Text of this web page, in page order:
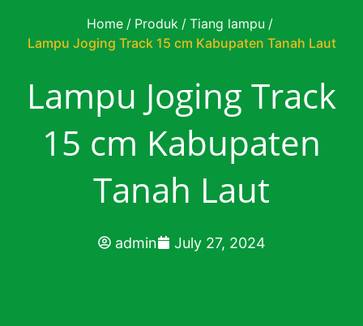
Home / Produk / Tiang lampu /
Lampu Joging Track 15 cm Kabupaten Tanah Laut
Lampu Joging Track
15 cm Kabupaten
Tanah Laut
admin July 27, 2024